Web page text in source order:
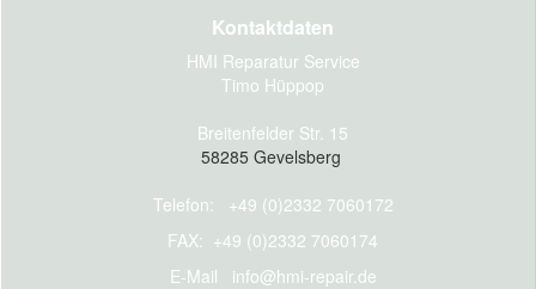
Kontaktdaten
HMI Reparatur Service
Timo Hüppop
Breitenfelder Str. 15
58285 Gevelsberg
Telefon: +49 (0)2332 7060172
FAX: +49 (0)2332 7060174
E-Mail
info@hmi-repair.de